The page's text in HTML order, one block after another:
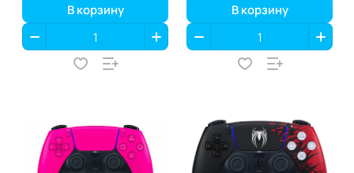
В корзину В корзину